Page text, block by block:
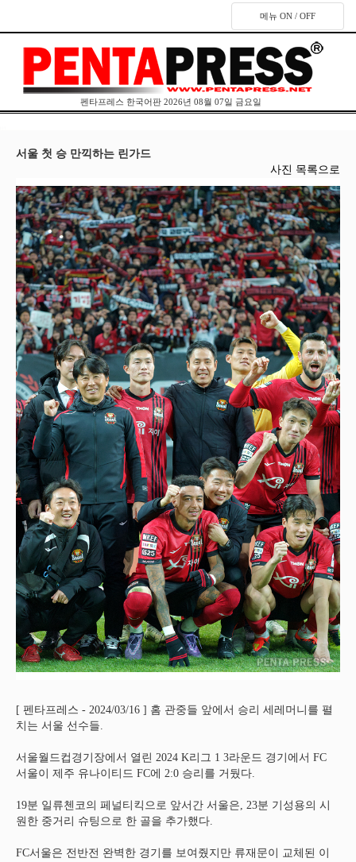
메뉴 ON / OFF
펜타프레스 한국어판 2026년 08월 07일 금요일
서울 첫 승 만끽하는 린가드
사진 목록으로
[ 펜타프레스 - 2024/03/16 ] 홈 관중들 앞에서 승리 세레머니를 펼
치는 서울 선수들.
서울월드컵경기장에서 열린 2024 K리그 1 3라운드 경기에서 FC
서울이 제주 유나이티드 FC에 2:0 승리를 거뒀다.
19분 일류첸코의 페널티킥으로 앞서간 서울은, 23분 기성용의 시
원한 중거리 슈팅으로 한 골을 추가했다.
FC서울은 전반전 완벽한 경기를 보여줬지만 류재문이 교체된 이